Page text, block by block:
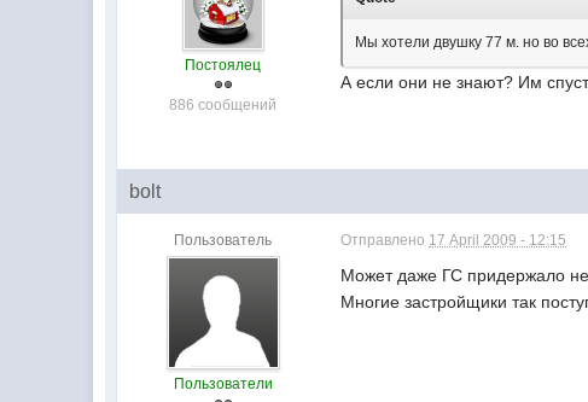
Постоялец
886 сообщений
Мы хотели двушку 77 м. но во
А если они не знают? Им
bolt
Пользователь
Пользователи
Отправлено 17 April 2009 - 12:15
Может даже ГС придержало
Многие застройщики так